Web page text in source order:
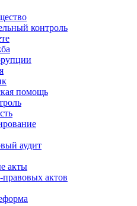
контроль
помощь
аудит
акты
актов